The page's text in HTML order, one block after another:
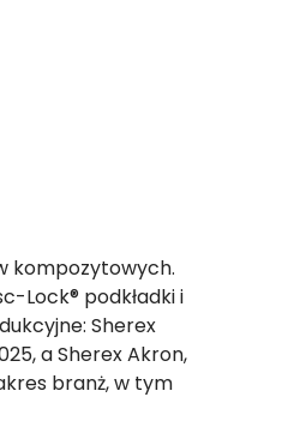
kompozytowych.
Lock® podkładki i
Sherex
a Sherex Akron,
branż, w tym